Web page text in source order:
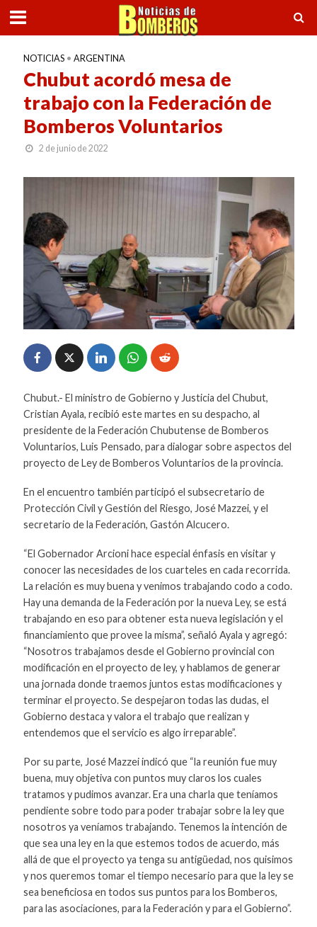
NOTICIAS • ARGENTINA
Chubut acordó mesa de
trabajo con la Federación de
Bomberos Voluntarios
2 de junio de 2022
Chubut.- El ministro de Gobierno y Justicia del Chubut,
Cristian Ayala, recibió este martes en su despacho, al
presidente de la Federación Chubutense de Bomberos
Voluntarios, Luis Pensado, para dialogar sobre aspectos del
proyecto de Ley de Bomberos Voluntarios de la provincia.
En el encuentro también participó el subsecretario de
Protección Civil y Gestión del Riesgo, José Mazzei, y el
secretario de la Federación, Gastón Alcucero.
“El Gobernador Arcioni hace especial énfasis en visitar y
conocer las necesidades de los cuarteles en cada recorrida.
La relación es muy buena y venimos trabajando codo a codo.
Hay una demanda de la Federación por la nueva Ley, se está
trabajando en eso para obtener esta nueva legislación y el
financiamiento que provee la misma”, señaló Ayala y agregó:
“Nosotros trabajamos desde el Gobierno provincial con
modificación en el proyecto de ley, y hablamos de generar
una jornada donde traemos juntos estas modificaciones y
terminar el proyecto. Se despejaron todas las dudas, el
Gobierno destaca y valora el trabajo que realizan y
entendemos que el servicio es algo irreparable”.
Por su parte, José Mazzei indicó que “la reunión fue muy
buena, muy objetiva con puntos muy claros los cuales
tratamos y pudimos avanzar. Era una charla que teníamos
pendiente sobre todo para poder trabajar sobre la ley que
nosotros ya veníamos trabajando. Tenemos la intención de
que sea una ley en la que estemos todos de acuerdo, más
allá de que el proyecto ya tenga su antigüedad, nos quisimos
y nos queremos tomar el tiempo necesario para que la ley se
sea beneficiosa en todos sus puntos para los Bomberos,
para las asociaciones, para la Federación y para el Gobierno”.